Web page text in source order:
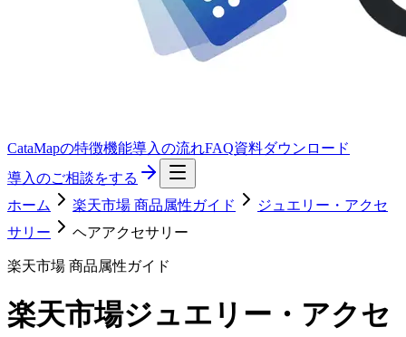
CataMapの特徴機能導入の流れFAQ資料ダウンロード
導入のご相談をする
ホーム
楽天市場 商品属性ガイド
ジュエリー・アクセ
サリー
ヘアアクセサリー
楽天市場 商品属性ガイド
楽天市場ジュエリー・アクセ